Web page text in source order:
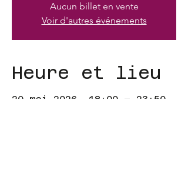
Aucun billet en vente
Voir d'autres événements
Heure et lieu
20 mai 2026, 18:00 – 23:50